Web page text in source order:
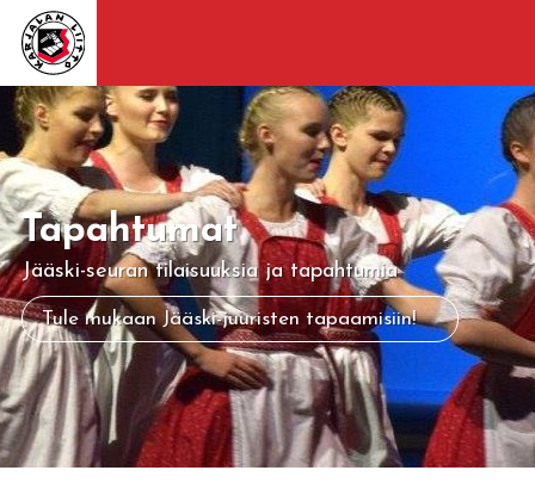
Tapahtumat
Jääski-seuran tilaisuuksia ja tapahtumia
Tule mukaan Jääski-juuristen tapaamisiin!